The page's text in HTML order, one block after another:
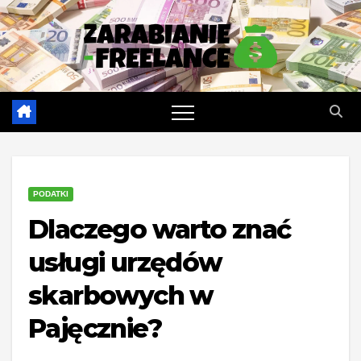
Skip
to
content
PODATKI
Dlaczego warto znać
usługi urzędów
skarbowych w
Pajęcznie?